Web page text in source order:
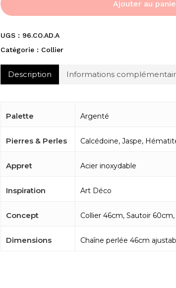
Ajouter au
UGS : 96.CO.AD.A
Catégorie : Collier
Description Informations
Palette Argenté
Pierres & Perles Calcédoine, Jaspe,
Appret Acier inoxydable
Inspiration Art Déco
Concept Collier 46cm, Sautoir
Dimensions Chaîne perlée 46cm